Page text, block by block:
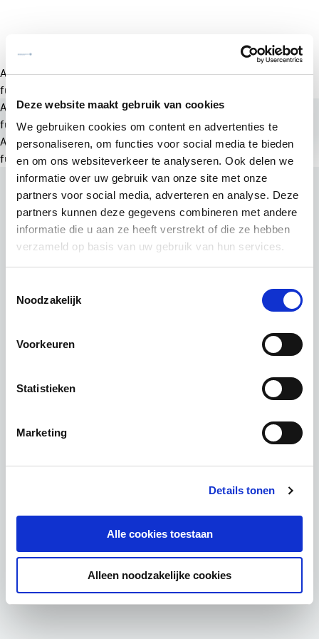
Deze website maakt gebruik van cookies
We gebruiken cookies om content en advertenties te
personaliseren, om functies voor social media te bieden
en om ons websiteverkeer te analyseren. Ook delen we
informatie over uw gebruik van onze site met onze
partners voor social media, adverteren en analyse. Deze
partners kunnen deze gegevens combineren met andere
informatie die u aan ze heeft verstrekt of die ze hebben
verzameld op basis van uw gebruik van hun services.
Noodzakelijk
Voorkeuren
Statistieken
Marketing
Details tonen
Alle cookies toestaan
Alleen noodzakelijke cookies
A rendering error occurred:a.substring(...).replaceAll is not a
function
A rendering error occurred:a.substring(...).replaceAll is not a
function.
A rendering error occurred:a.substring(...).replaceAll is not a
function.